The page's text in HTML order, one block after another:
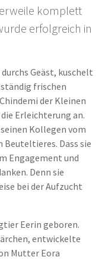
komplett
erfolgreich in
Geäst, kuschelt
frischen
der Kleinen
Erleichterung an.
Kollegen vom
Beuteltieres. Dass sie
Engagement und
Denn sie
bei der Aufzucht
Eerin geboren.
entwickelte
Mutter Eora